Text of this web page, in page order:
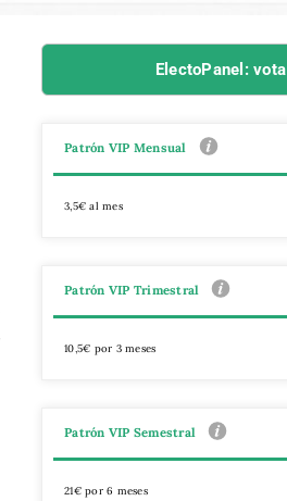
ElectoPanel: vota
Patrón VIP Mensual
3,5€ al mes
Patrón VIP Trimestral
10,5€ por 3 meses
Patrón VIP Semestral
21€ por 6 meses